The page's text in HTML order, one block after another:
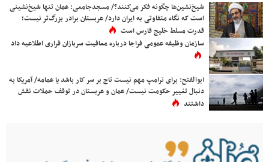
شیخ‌نشین‌ها چگونه فکر می‌کنند؟/ مسجدجامعی: عمان تنها شیخ‌نشینی
است که نگاه متفاوتی به ایران دارد/ عربستان برادر بزرگ‌تر نیست؛
قدرت مسلط خلیج فارس است
سازمان وظیفه عمومی فراجا درباره معافیت سربازان فراری اطلاعیه داد
ابوالفتح: برای ترامپ مهم نیست تاج بر سر کار باشد یا عمامه/ آمریکا به
دنبال تغییر حکومت نیست/ عمان و عربستان در توقف حملات نقش
داشتند